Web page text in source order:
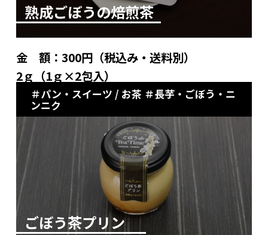
熟成ごぼうの焙煎茶
金 額： 300円（税込み・送料別）
2ｇ（1ｇ×2包入）
パン・スイーツ / お茶 長芋・ごぼう・ニ
ンニク
ごぼう茶プリン